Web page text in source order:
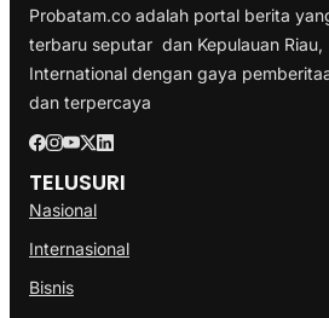
Probatam.co adalah portal berita
terbaru seputar dan Kepulauan Riau,
International dengan gaya
dan terpercaya
TELUSURI
Nasional
Internasional
Bisnis